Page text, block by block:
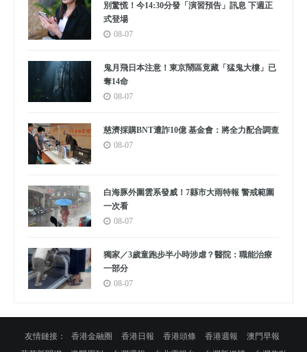
別驚慌！今14:30分發「演習預告」訊息 下週正
式登場
08-07
鬼月飛日本注意！東京鬧區竟藏「猛鬼大樓」已
奪14命
08-07
慈濟採購BNT遭詐10億 基金會：將全力配合調查
08-07
白海豚外圍雲系發威！7縣市大雨特報 警戒範圍
一次看
08-07
獨家／3歲童跑步半小時涉虐？醫院：職能治療
一部分
08-07
友情鏈接： 香港金融圈 香港日報 香港頭條 香港週報
澳門早報